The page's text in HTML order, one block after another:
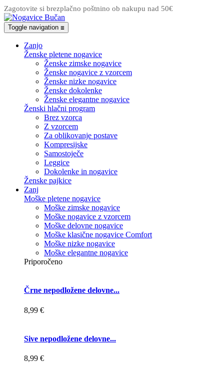
Zagotovite si brezplačno poštnino ob nakupu nad 50€
Toggle navigation ☰
Zanjo
Ženske pletene nogavice
Ženske zimske nogavice
Ženske nogavice z vzorcem
Ženske nizke nogavice
Ženske dokolenke
Ženske elegantne nogavice
Ženski hlačni program
Brez vzorca
Z vzorcem
Za oblikovanje postave
Kompresijske
Samostoječe
Leggice
Dokolenke in nogavice
Ženske pajkice
Zanj
Moške pletene nogavice
Moške zimske nogavice
Moške nogavice z vzorcem
Moške delovne nogavice
Moške klasične nogavice Comfort
Moške nizke nogavice
Moške elegantne nogavice
Priporočeno
Črne nepodložene delovne...
8,99 €
Sive nepodložene delovne...
8,99 €